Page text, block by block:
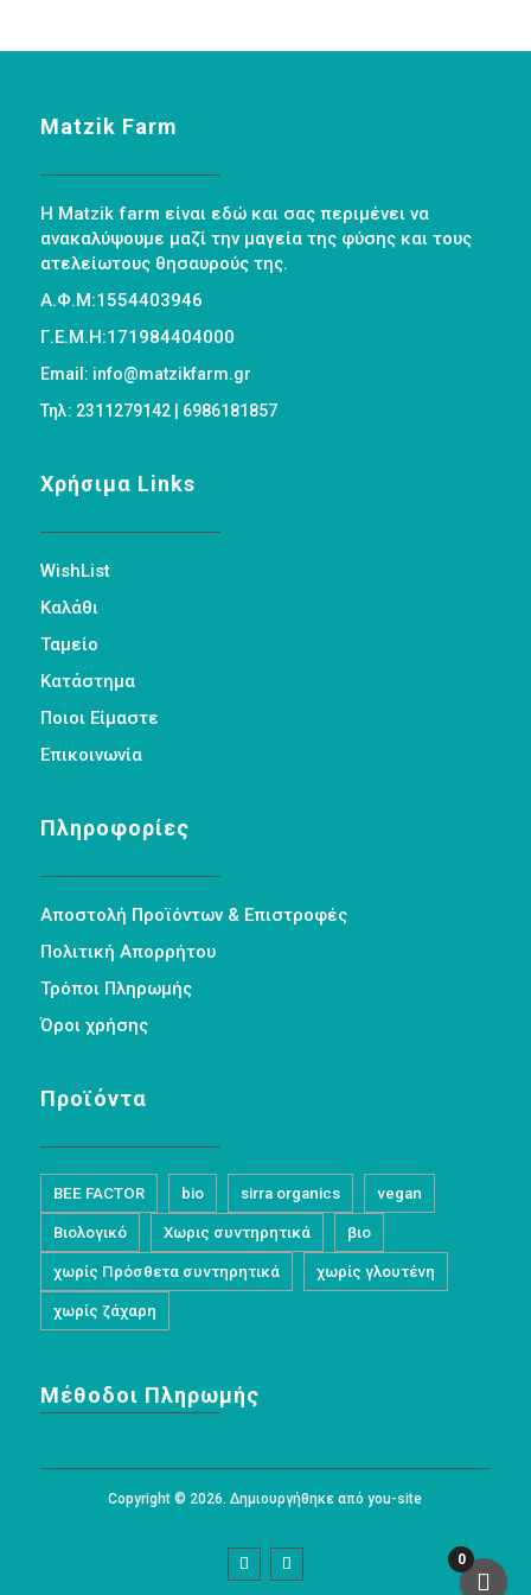
Matzik Farm
Η Matzik farm είναι εδώ και σας περιμένει να
ανακαλύψουμε μαζί την μαγεία της φύσης και τους
ατελείωτους θησαυρούς της.
Α.Φ.Μ:1554403946
Γ.Ε.Μ.Η:171984404000
Email: info@matzikfarm.gr
Τηλ: 2311279142 | 6986181857
Χρήσιμα Links
WishList
Καλάθι
Ταμείο
Κατάστημα
Ποιοι Είμαστε
Επικοινωνία
Πληροφορίες
Αποστολή Προϊόντων & Επιστροφές
Πολιτική Απορρήτου
Τρόποι Πληρωμής
Όροι χρήσης
Προϊόντα
BEE FACTOR bio sirra organics vegan
Βιολογικό Χωρις συντηρητικά βιο
χωρίς Πρόσθετα συντηρητικά χωρίς γλουτένη
χωρίς ζάχαρη
Μέθοδοι Πληρωμής
Copyright © 2026. Δημιουργήθηκε από you-site
0